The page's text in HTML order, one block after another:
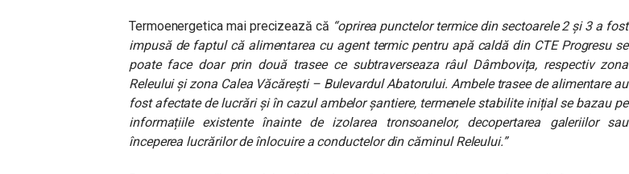
Termoenergetica mai precizează că “oprirea punctelor termice din sectoarele 2 și 3 a fost
impusă de faptul că alimentarea cu agent termic pentru apă caldă din CTE Progresu se
poate face doar prin două trasee ce subtraverseaza râul Dâmbovița, respectiv zona
Releului și zona Calea Văcărești – Bulevardul Abatorului. Ambele trasee de alimentare au
fost afectate de lucrări și în cazul ambelor șantiere, termenele stabilite inițial se bazau pe
informațiile existente înainte de izolarea tronsoanelor, decopertarea galeriilor sau
începerea lucrărilor de înlocuire a conductelor din căminul Releului.”